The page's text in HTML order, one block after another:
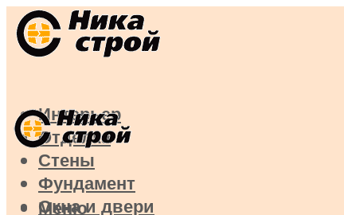
Интерьер
Отделка
Стены
Фундамент
Окна и двери
Меню